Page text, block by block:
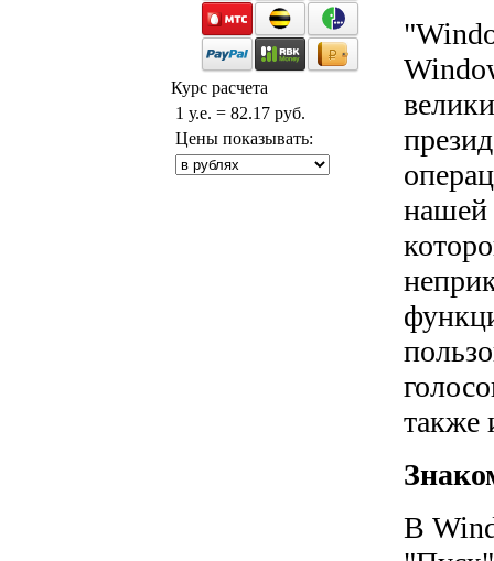
Курс расчета
1 у.е. = 82.17 руб.
Цены показывать:
нашей
также
В